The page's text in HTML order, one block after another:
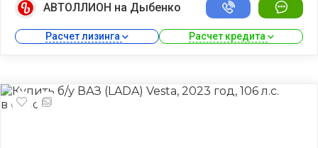
АВТОЛЛИОН на Дыбенко
Расчет лизинга Расчет кредита